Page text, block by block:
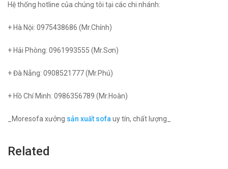
Hệ thống hotline của chúng tôi tại các chi nhánh:
+ Hà Nội: 0975438686 (Mr.Chính)
+ Hải Phòng: 0961993555 (Mr.Sơn)
+ Đà Nẵng: 0908521777 (Mr.Phú)
+ Hồ Chí Minh: 0986356789 (Mr.Hoàn)
_Moresofa xưởng sản xuất sofa uy tín, chất lượng_
Related